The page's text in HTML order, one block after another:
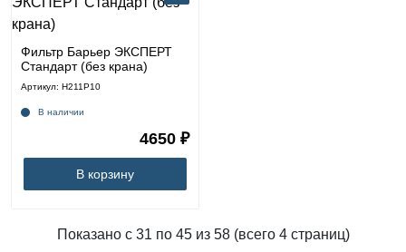
Фильтр Барьер ЭКСПЕРТ
Стандарт (без крана)
Артикул: Н211Р10
В наличии
4650 ₽
В корзину
Показано с 31 по 45 из 58 (всего 4 страниц)